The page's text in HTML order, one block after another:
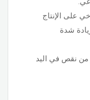
على الإنتاج
شدة
من نقص في اليد